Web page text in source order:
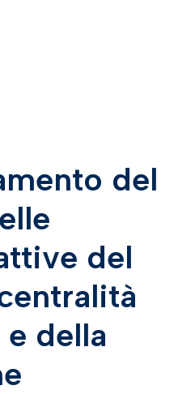
del
del
della